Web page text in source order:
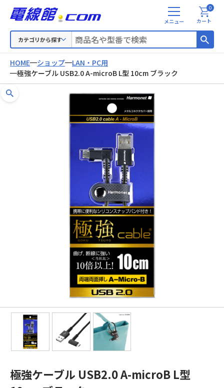
カテゴリから探す
メ
ニ
カート
0
HOME ショップ
LAN・PC用
極強ケーブル USB2.0 A-microB L型 10cm ブラック
極強ケーブル USB2.0 A-microB L型